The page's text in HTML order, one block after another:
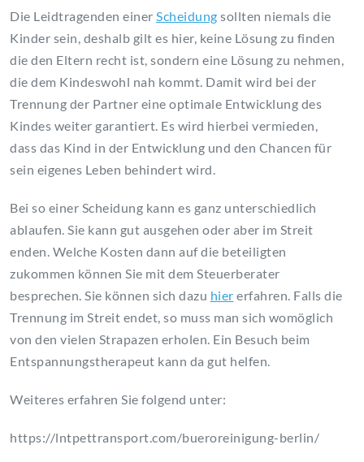
Die Leidtragenden einer Scheidung sollten niemals die
Kinder sein, deshalb gilt es hier, keine Lösung zu finden
die den Eltern recht ist, sondern eine Lösung zu nehmen,
die dem Kindeswohl nah kommt. Damit wird bei der
Trennung der Partner eine optimale Entwicklung des
Kindes weiter garantiert. Es wird hierbei vermieden,
dass das Kind in der Entwicklung und den Chancen für
sein eigenes Leben behindert wird.
Bei so einer Scheidung kann es ganz unterschiedlich
ablaufen. Sie kann gut ausgehen oder aber im Streit
enden. Welche Kosten dann auf die beteiligten
zukommen können Sie mit dem Steuerberater
besprechen. Sie können sich dazu hier erfahren. Falls die
Trennung im Streit endet, so muss man sich womöglich
von den vielen Strapazen erholen. Ein Besuch beim
Entspannungstherapeut kann da gut helfen.
Weiteres erfahren Sie folgend unter:
https://lntpettransport.com/bueroreinigung-berlin/